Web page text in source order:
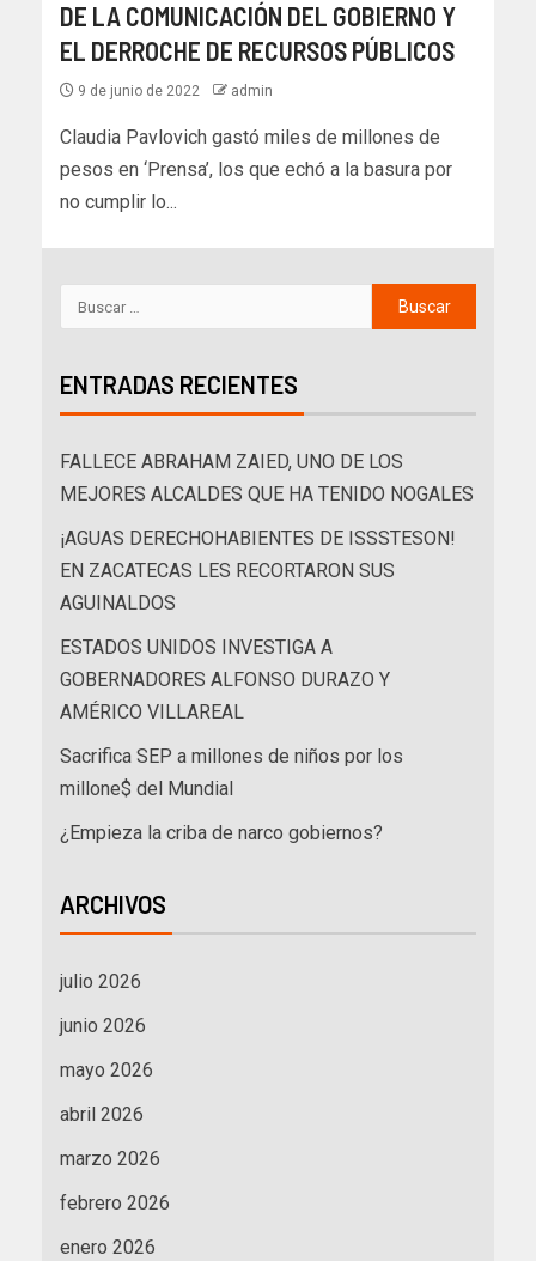
DE LA COMUNICACIÓN DEL GOBIERNO Y
EL DERROCHE DE RECURSOS PÚBLICOS
9 de junio de 2022 admin
Claudia Pavlovich gastó miles de millones de
pesos en ‘Prensa’, los que echó a la basura por
no cumplir lo...
ENTRADAS RECIENTES
FALLECE ABRAHAM ZAIED, UNO DE LOS
MEJORES ALCALDES QUE HA TENIDO NOGALES
¡AGUAS DERECHOHABIENTES DE ISSSTESON!
EN ZACATECAS LES RECORTARON SUS
AGUINALDOS
ESTADOS UNIDOS INVESTIGA A
GOBERNADORES ALFONSO DURAZO Y
AMÉRICO VILLAREAL
Sacrifica SEP a millones de niños por los
millone$ del Mundial
¿Empieza la criba de narco gobiernos?
ARCHIVOS
julio 2026
junio 2026
mayo 2026
abril 2026
marzo 2026
febrero 2026
enero 2026